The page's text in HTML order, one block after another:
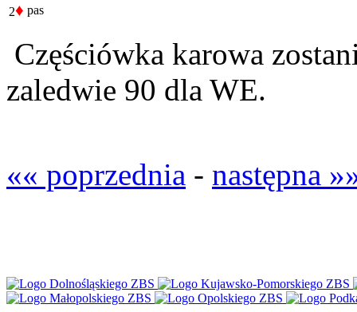
2♦ pas
Częściówka karowa
zaledwie 90 dla WE.
«« poprzednia - następna